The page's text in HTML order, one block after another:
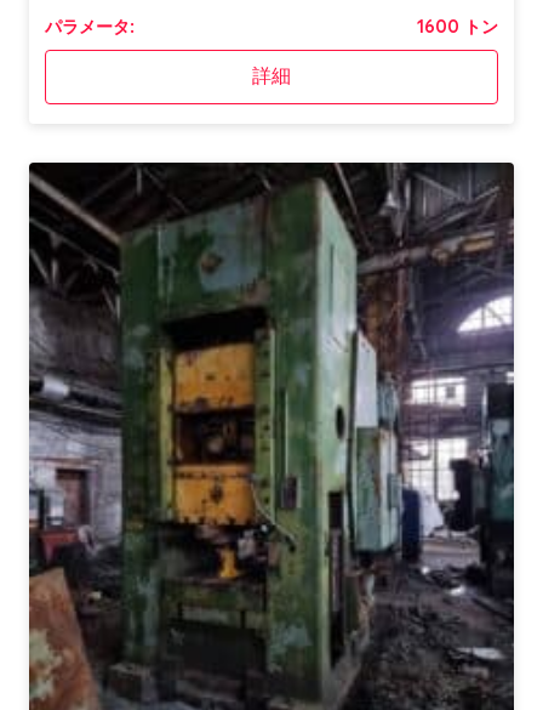
パラメータ: 1600 トン
詳細